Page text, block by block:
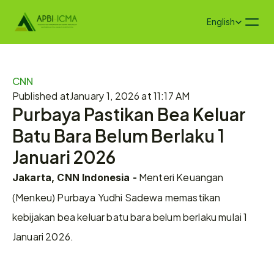
Select Language
English
CNN
Published atJanuary 1, 2026 at 11:17 AM
Purbaya Pastikan Bea Keluar
Batu Bara Belum Berlaku 1
Januari 2026
Jakarta, CNN Indonesia - Menteri Keuangan
(Menkeu) Purbaya Yudhi Sadewa memastikan
kebijakan bea keluar batu bara belum berlaku mulai 1
Januari 2026.